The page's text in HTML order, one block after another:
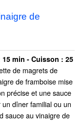
de
15 min - Cuisson : 25
de magrets de
de framboise mise
précise et une sauce
dîner familial ou un
sauce au vinaigre de